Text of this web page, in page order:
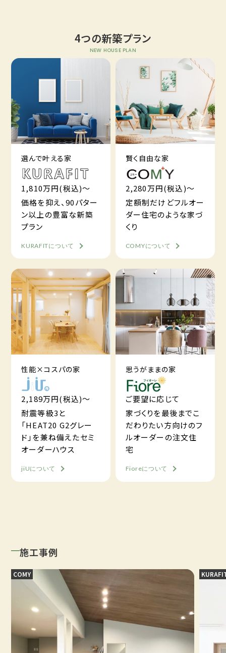
4つの新築プラン
NEW HOUSE PLAN
選んで叶える家
1,810万円(税込)～
価格を抑え、90パター
ン以上の豊富な新築
プラン
KURAFITについて
賢く自由な家
2,280万円(税込)～
定額制だけどフルオー
ダー住宅のような家づ
くり
COMYについて
性能×コスパの家
2,189万円(税込)～
耐震等級3と
「HEAT20 G2グレー
ド」を兼ね備えたセミ
オーダーハウス
jiUについて
思うがままの家
ご要望に応じて
家づくりを最後までこ
だわりたい方向けのフ
ルオーダーの注文住
宅
Fioreについて
施工事例
COMY